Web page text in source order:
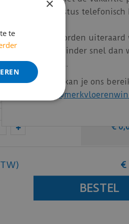
€ 0,
€ 0,
€ 0,
€
t/m 14 augustus
Bestelling worden uiteraard
echter iets minder snel dan
gewend bent.
Voor vragen kan je ons
×
te